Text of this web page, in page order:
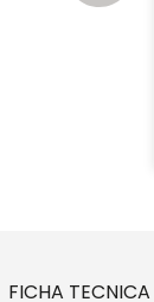
FICHA TECNICA